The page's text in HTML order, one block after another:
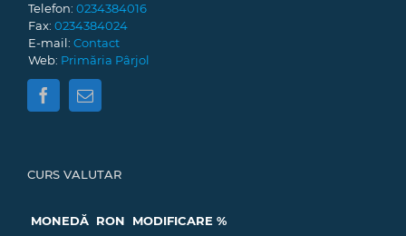
Telefon: 0234384016
Fax: 0234384024
E-mail: Contact
Web: Primăria Pârjol
CURS VALUTAR
MONEDĂ RON
MODIFICARE %